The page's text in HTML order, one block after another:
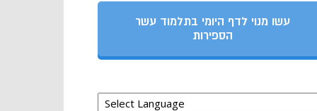
עשו מנוי לדף היומי בתלמוד עשר
הספירות